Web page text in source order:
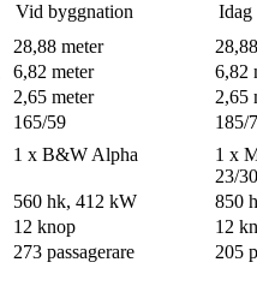
Vid byggnation
Idag
28,88 meter
6,82 meter
6,82
2,65 meter
2,65
165/59
185/
1 x B&W Alpha
1 x
23/30
560 hk, 412 kW
850
12 knop
12
273 passagerare 205